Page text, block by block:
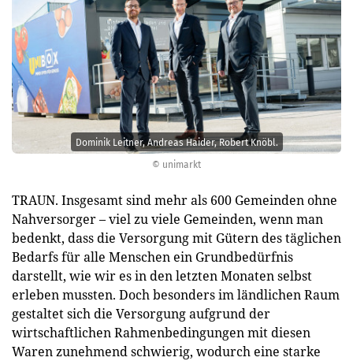
© unimarkt
Dominik Leitner, Andreas Haider, Robert Knöbl.
TRAUN. Insgesamt sind mehr als 600 Gemeinden ohne
Nahversorger – viel zu viele Gemeinden, wenn man
bedenkt, dass die Versorgung mit Gütern des täglichen
Bedarfs für alle Menschen ein Grundbedürfnis
darstellt, wie wir es in den letzten Monaten selbst
erleben mussten. Doch besonders im ländlichen Raum
gestaltet sich die Versorgung aufgrund der
wirtschaftlichen Rahmenbedingungen mit diesen
Waren zunehmend schwierig, wodurch eine starke